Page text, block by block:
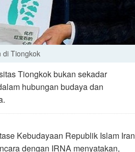
di Tiongkok
Tiongkok bukan sekadar
hubungan budaya dan
Kebudayaan Republik Islam Iran
dengan IRNA menyatakan,